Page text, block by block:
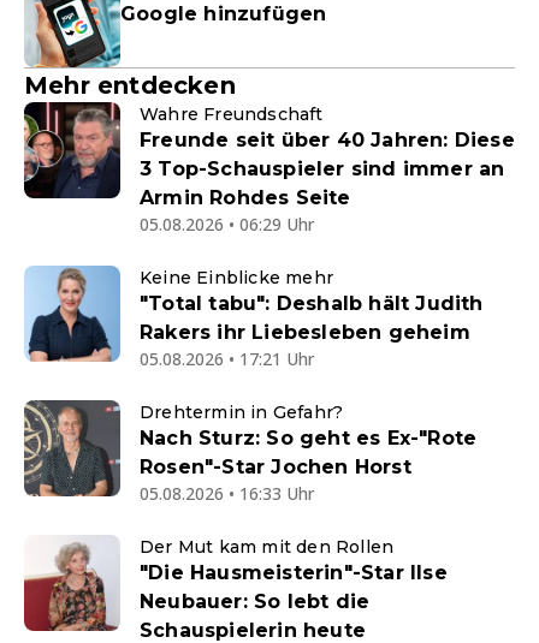
Google hinzufügen
Mehr entdecken
Wahre Freundschaft
Freunde seit über 40 Jahren: Diese
3 Top-Schauspieler sind immer an
Armin Rohdes Seite
05.08.2026 • 06:29 Uhr
Keine Einblicke mehr
"Total tabu": Deshalb hält Judith
Rakers ihr Liebesleben geheim
05.08.2026 • 17:21 Uhr
Drehtermin in Gefahr?
Nach Sturz: So geht es Ex-"Rote
Rosen"-Star Jochen Horst
05.08.2026 • 16:33 Uhr
Der Mut kam mit den Rollen
"Die Hausmeisterin"-Star Ilse
Neubauer: So lebt die
Schauspielerin heute